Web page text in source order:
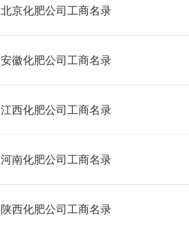
北京化肥公司工商名录
安徽化肥公司工商名录
江西化肥公司工商名录
河南化肥公司工商名录
陕西化肥公司工商名录